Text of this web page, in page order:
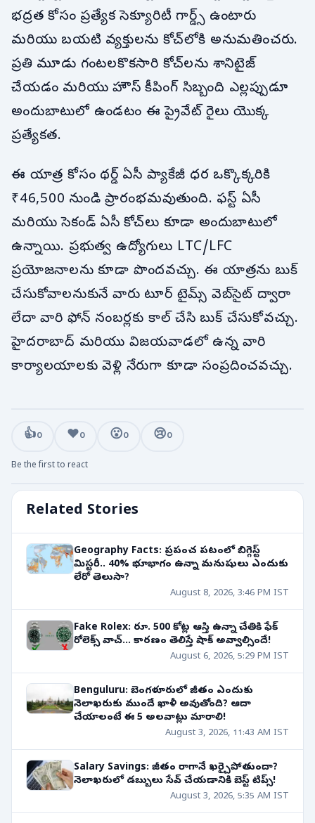
భద్రత కోసం ప్రత్యేక సెక్యూరిటీ గార్డ్స్ ఉంటారు
మరియు బయటి వ్యక్తులను కోచ్‌లోకి అనుమతించరు.
ప్రతి మూడు గంటలకొకసారి కోచ్‌లను శానిటైజ్
చేయడం మరియు హౌస్ కీపింగ్ సిబ్బంది ఎల్లప్పుడూ
అందుబాటులో ఉండటం ఈ ప్రైవేట్ రైలు యొక్క
ప్రత్యేకత.
ఈ యాత్ర కోసం థర్డ్ ఏసీ ప్యాకేజీ ధర ఒక్కొక్కరికి
₹46,500 నుండి ప్రారంభమవుతుంది. ఫస్ట్ ఏసీ
మరియు సెకండ్ ఏసీ కోచ్‌లు కూడా అందుబాటులో
ఉన్నాయి. ప్రభుత్వ ఉద్యోగులు LTC/LFC
ప్రయోజనాలను కూడా పొందవచ్చు. ఈ యాత్రను బుక్
చేసుకోవాలనుకునే వారు టూర్ టైమ్స్ వెబ్‌సైట్ ద్వారా
లేదా వారి ఫోన్ నంబర్లకు కాల్ చేసి బుక్ చేసుకోవచ్చు.
హైదరాబాద్ మరియు విజయవాడలో ఉన్న వారి
కార్యాలయాలకు వెళ్లి నేరుగా కూడా సంప్రదించవచ్చు.
Related Stories
Geography Facts: ప్రపంచ పటంలో బిగ్గెస్ట్
మిస్టరీ.. 40% భూభాగం ఉన్నా మనుషులు ఎందుకు
లేరో తెలుసా?
August 8, 2026, 3:46 PM IST
Fake Rolex: రూ. 500 కోట్ల ఆస్తి ఉన్నా చేతికి ఫేక్
రోలెక్స్ వాచ్... కారణం తెలిస్తే షాక్ అవ్వాల్సిందే!
August 6, 2026, 5:29 PM IST
Benguluru: బెంగళూరులో జీతం ఎందుకు
నెలాఖరుకు ముందే ఖాళీ అవుతోంది? ఆదా
చేయాలంటే ఈ 5 అలవాట్లు మారాలి!
August 3, 2026, 11:43 AM IST
Salary Savings: జీతం రాగానే ఖర్చైపోతుందా?
నెలాఖరులో డబ్బులు సేవ్ చేయడానికి బెస్ట్ టిప్స్!
August 3, 2026, 5:35 AM IST
👍0 ❤️0 😮0 😢0
Be the first to react